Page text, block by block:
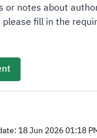
or notes about
fill in the
18 Jun 2026 01:18